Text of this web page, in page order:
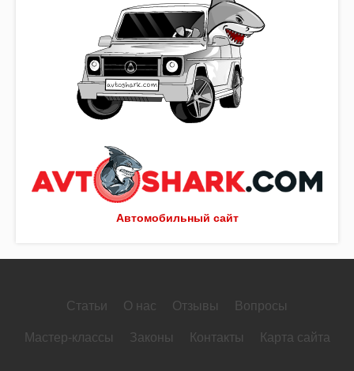
Автомобильный сайт
Статьи О нас Отзывы Вопросы
Мастер-классы Законы Контакты Карта сайта